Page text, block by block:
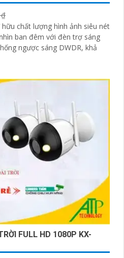
hữu chất lượng hình ảnh siêu nét
ban đêm với đèn trợ sáng
ngược sáng DWDR, khả
FULL HD 1080P KX-